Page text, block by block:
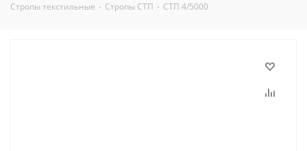
Стропы текстильные - Стропы СТП - СТП 4/5000